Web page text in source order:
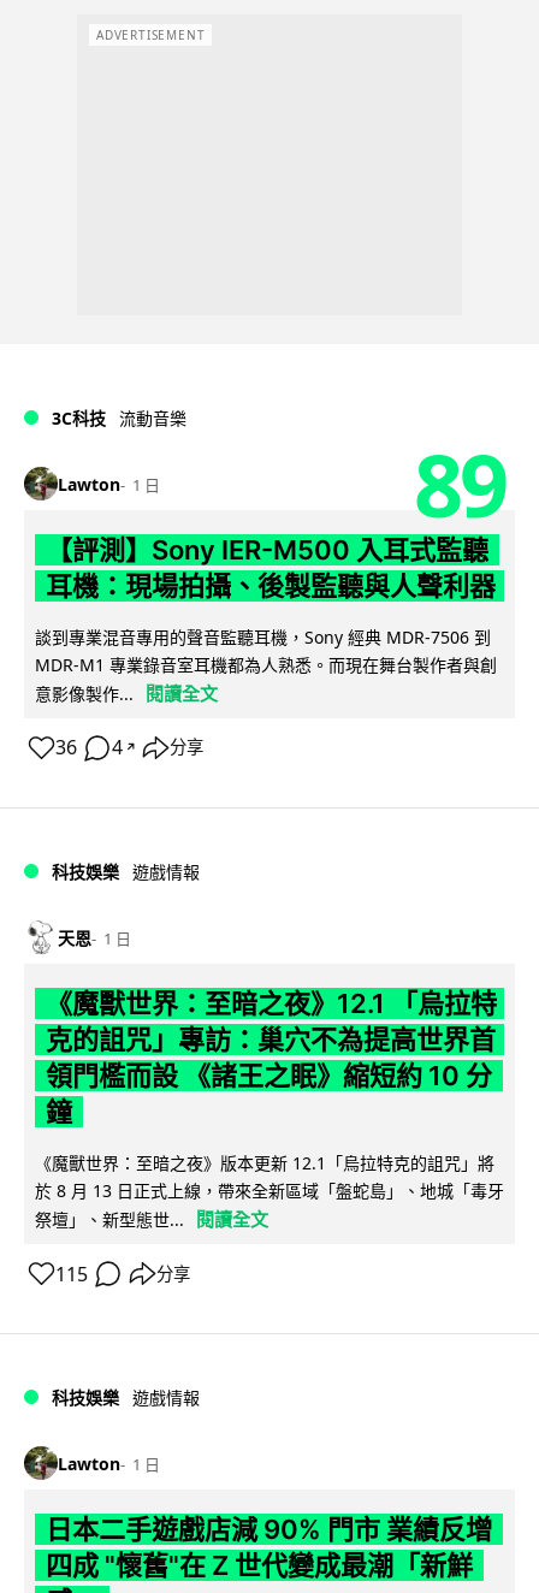
ADVERTISEMENT
3C科技 流動音樂
Lawton 1 日 89
【評測】Sony IER-M500 入耳式監聽
耳機：現場拍攝、後製監聽與人聲利器
談到專業混音專用的聲音監聽耳機，Sony 經典 MDR-7506 到
MDR-M1 專業錄音室耳機都為人熟悉。而現在舞台製作者與創
意影像製作...
閱讀全文
36 4 ↗ 分享
科技娛樂 遊戲情報
天恩 1 日
《魔獸世界：至暗之夜》12.1 「烏拉特
克的詛咒」專訪：巢穴不為提高世界首
領門檻而設 《諸王之眠》縮短約 10 分
鐘
《魔獸世界：至暗之夜》版本更新 12.1「烏拉特克的詛咒」將
於 8 月 13 日正式上線，帶來全新區域「盤蛇島」、地城「毒牙
祭壇」、新型態世...
閱讀全文
115 分享
科技娛樂 遊戲情報
Lawton 1 日
日本二手遊戲店減 90% 門市 業績反增
四成 "懷舊"在 Z 世代變成最潮「新鮮